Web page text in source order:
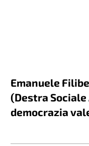
Emanuele
(Destra Sociale
democrazia